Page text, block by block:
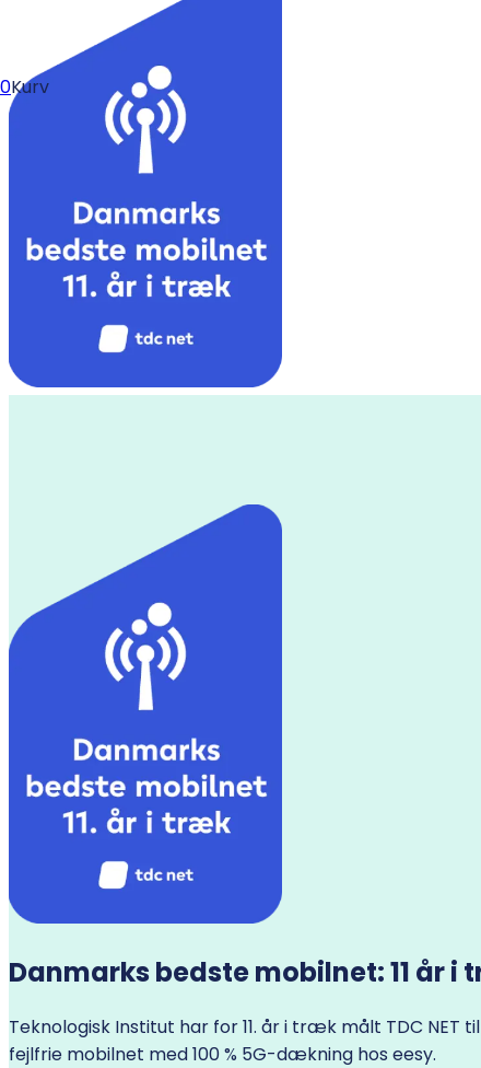
0Kurv
Danmarks bedste mobilnet: 11 år i
Teknologisk Institut har for 11. år i træk målt TDC
fejlfrie mobilnet med 100 % 5G-dækning hos eesy.